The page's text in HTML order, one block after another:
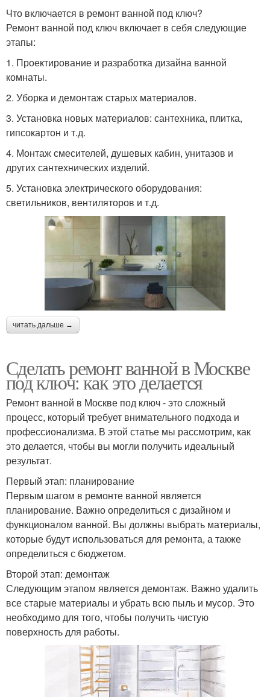
Что включается в ремонт ванной под ключ?
Ремонт ванной под ключ включает в себя следующие
этапы:
1. Проектирование и разработка дизайна ванной
комнаты.
2. Уборка и демонтаж старых материалов.
3. Установка новых материалов: сантехника, плитка,
гипсокартон и т.д.
4. Монтаж смесителей, душевых кабин, унитазов и
других сантехнических изделий.
5. Установка электрического оборудования:
светильников, вентиляторов и т.д.
читать дальше →
Сделать ремонт ванной в Москве
под ключ: как это делается
Ремонт ванной в Москве под ключ - это сложный
процесс, который требует внимательного подхода и
профессионализма. В этой статье мы рассмотрим, как
это делается, чтобы вы могли получить идеальный
результат.
Первый этап: планирование
Первым шагом в ремонте ванной является
планирование. Важно определиться с дизайном и
функционалом ванной. Вы должны выбрать материалы,
которые будут использоваться для ремонта, а также
определиться с бюджетом.
Второй этап: демонтаж
Следующим этапом является демонтаж. Важно удалить
все старые материалы и убрать всю пыль и мусор. Это
необходимо для того, чтобы получить чистую
поверхность для работы.